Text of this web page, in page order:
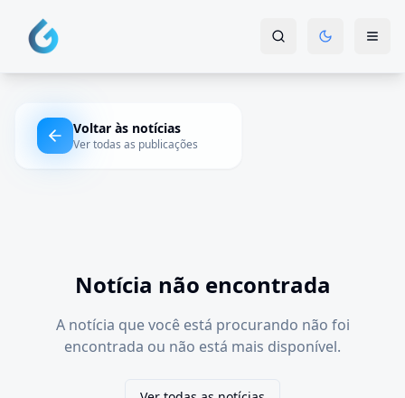
Voltar às notícias
Ver todas as publicações
Notícia não encontrada
A notícia que você está procurando não foi
encontrada ou não está mais disponível.